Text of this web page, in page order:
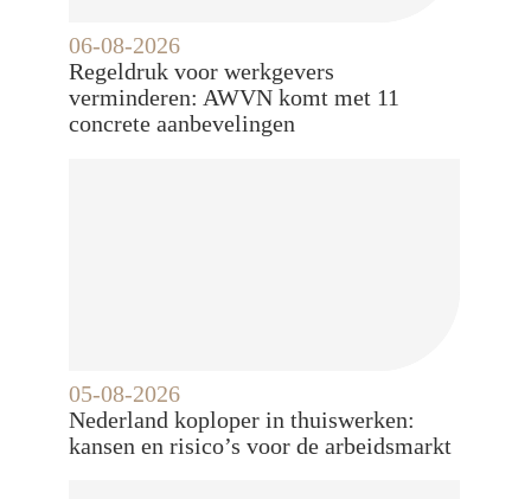
06-08-2026
Regeldruk voor werkgevers
verminderen: AWVN komt met 11
concrete aanbevelingen
05-08-2026
Nederland koploper in thuiswerken:
kansen en risico’s voor de arbeidsmarkt